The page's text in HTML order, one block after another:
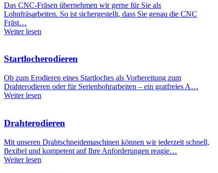
Das CNC-Fräsen übernehmen wir gerne für Sie als
Lohnfräsarbeiten. So ist sichergestellt, dass Sie genau die CNC
Fräst…
Weiter lesen
Startlocherodieren
Ob zum Erodieren eines Startloches als Vorbereitung zum
Drahterodieren oder für Serienbohrarbeiten – ein gratfreies A…
Weiter lesen
Drahterodieren
Mit unseren Drahtschneidemaschinen können wir jederzeit schnell,
flexibel und kompetent auf Ihre Anforderungen reagie…
Weiter lesen